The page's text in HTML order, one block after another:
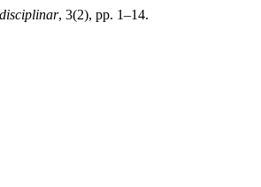
, 3(2), pp. 1–14.